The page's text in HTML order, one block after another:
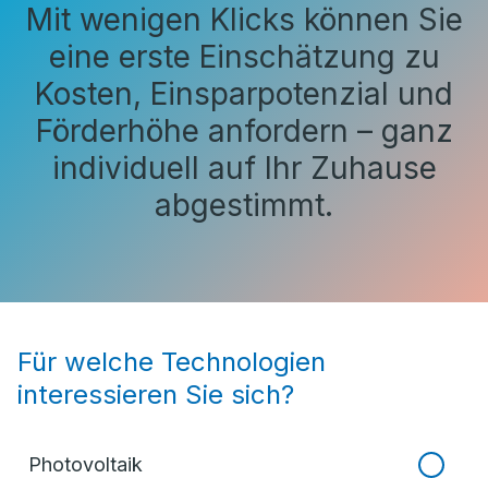
Mit wenigen Klicks können Sie
eine erste Einschätzung zu
Kosten, Einsparpotenzial und
Förderhöhe anfordern – ganz
individuell auf Ihr Zuhause
abgestimmt.
Für welche Technologien
interessieren Sie sich?
Photovoltaik